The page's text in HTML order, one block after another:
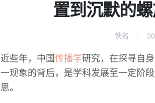
置到沉默的
佚名
近些年，中国传播学研究，在探寻自
一现象的背后，是学科发展至一定阶
思。